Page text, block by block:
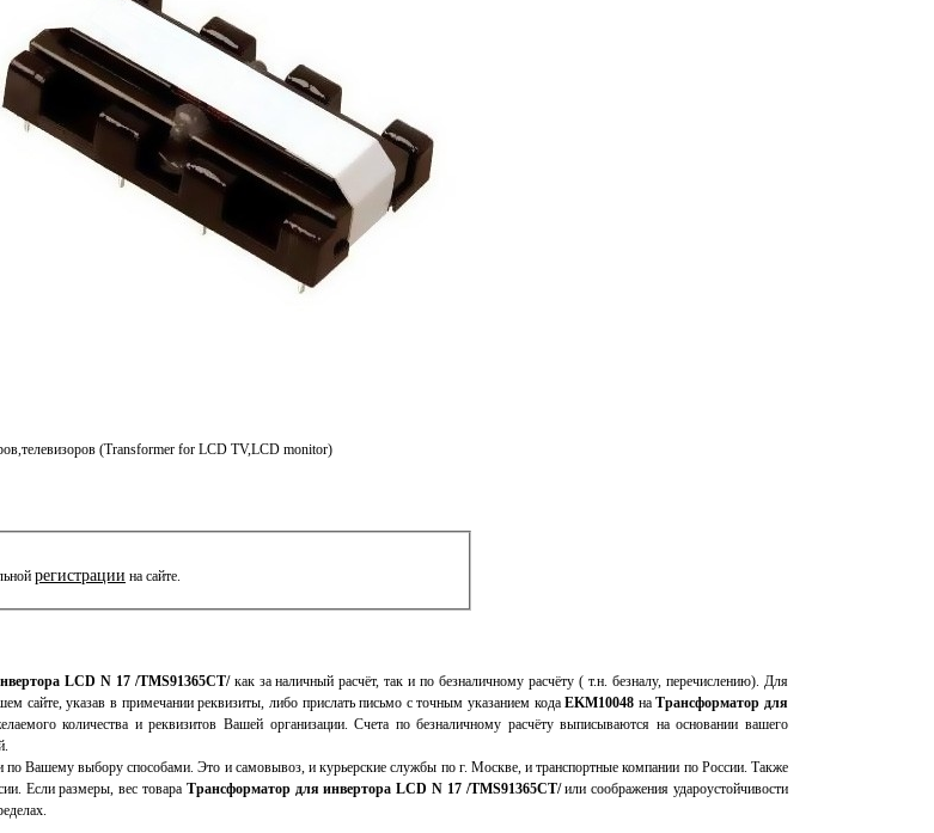
(Transformer for LCD TV,LCD monitor)
регистрации на сайте.
LCD N 17 /TMS91365CT/как за наличный расчёт, так и по безналичному расчёту ( т.н. безналу, перечислению). Для
сайте, указав в примечании реквизиты, либо прислать письмо с точным указанием кодаEKM10048 наТрансформатор для
количества и реквизитов Вашей организации. Счета по безналичному расчёту выписываются на основании вашего
по Вашему выбору способами. Это и самовывоз, и курьерские службы по г. Москве, и транспортные компании по России. Также
Если размеры, вес товара Трансформатор для инвертора LCD N 17 /TMS91365CT/или соображения удароустойчивости